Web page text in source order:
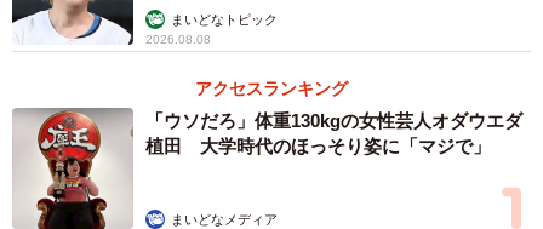
まいどなトピック
2026.08.08
アクセスランキング
「ウソだろ」体重130kgの女性芸人オダウエダ
植田 大学時代のほっそり姿に「マジで」
まいどなメディア